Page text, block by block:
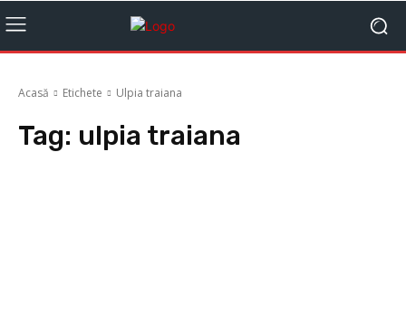
Acasă Etichete Ulpia traiana
Tag: ulpia traiana